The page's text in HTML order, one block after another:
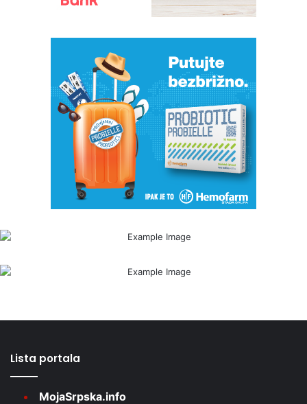
Lista portala
MojaSrpska.info